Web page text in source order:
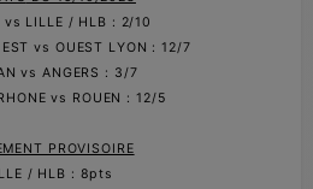
vs LILLE / HLB : 2/10
vs OUEST LYON : 12/7
vs ANGERS : 3/7
vs ROUEN : 12/5
PROVISOIRE
/ HLB : 8pts